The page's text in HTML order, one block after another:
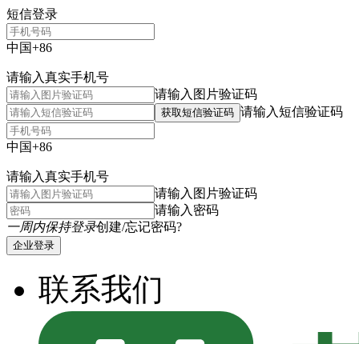
短信登录
中国+86
请输入真实手机号
请输入图片验证码
获取短信验证码 请输入短信验证码
中国+86
请输入真实手机号
请输入图片验证码
请输入密码
一周内保持登录创建/忘记密码?
企业登录
联系我们